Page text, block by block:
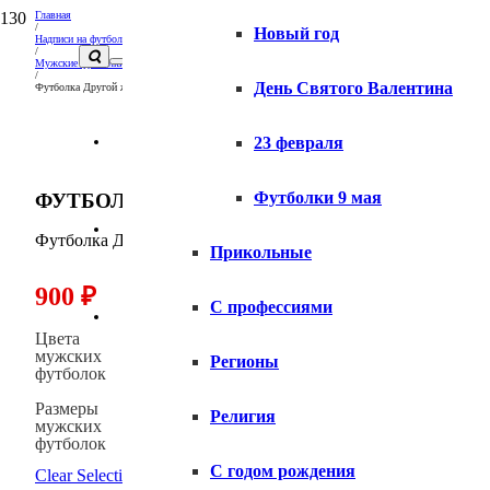
Вопросы и ответы
Новый год
День Святого Валентина
23 февраля
Футболки 9 мая
Прикольные
С профессиями
Регионы
Религия
С годом рождения
Главная
/
Надписи на футболках и толстовках
/
Мужские футболки с надписями
/
Футболка Другой жизни не будет
ФУТБОЛКА ДРУГОЙ ЖИЗНИ НЕ БУДЕТ
Футболка Другой жизни не будет
900 ₽
Цвета
мужских
футболок
Размеры
мужских
футболок
Clear Selection